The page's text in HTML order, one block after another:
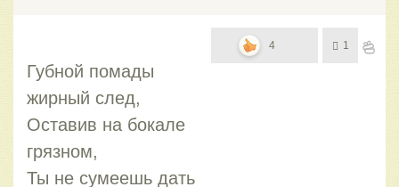
Губной помады
жирный след,
Оставив на бокале
грязном,
Ты не сумеешь дать
4 1